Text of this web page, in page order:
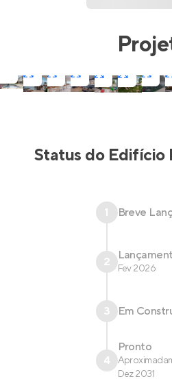
Status do Edifício
1 Breve
2 Fev 2026
3 Em
4
Pronto
Dez 2031